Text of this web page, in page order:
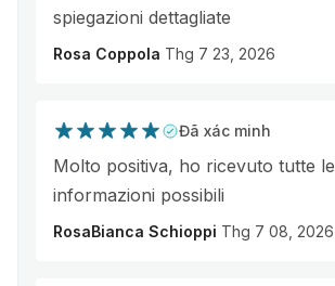
spiegazioni dettagliate
Rosa Coppola Thg 7 23, 2026
Đã xác minh
Molto positiva, ho ricevuto tutte le
informazioni possibili
RosaBianca Schioppi Thg 7 08, 2026